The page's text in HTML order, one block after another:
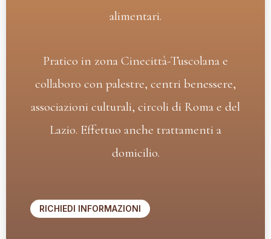
alimentari.
Pratico in zona Cinecittà-Tuscolana e
collaboro con palestre, centri benessere,
associazioni culturali, circoli di Roma e del
Lazio. Effettuo anche trattamenti a
domicilio.
RICHIEDI INFORMAZIONI